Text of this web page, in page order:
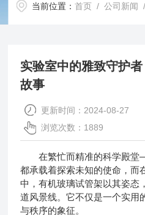
当前位置：首页 /公司新闻
实验室中的雅致守护
故事
更新时间：2024-08-27
浏览次数：1889
在繁忙而精准的科学殿堂
都承载着探索未知的使命，而
中，有机玻璃试管架以其姿态
道风景线。它不仅是一个实用
与秩序的象征。